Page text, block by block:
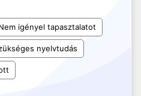
igényel tapasztalatot
nyelvtudás